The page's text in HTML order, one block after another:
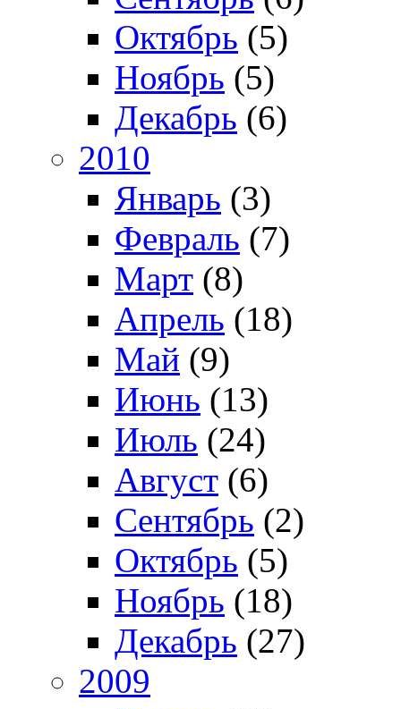
Октябрь (5)
Ноябрь (5)
Декабрь (6)
2010
Январь (3)
Февраль (7)
Март (8)
Апрель (18)
Май (9)
Июнь (13)
Июль (24)
Август (6)
Сентябрь (2)
Октябрь (5)
Ноябрь (18)
Декабрь (27)
2009